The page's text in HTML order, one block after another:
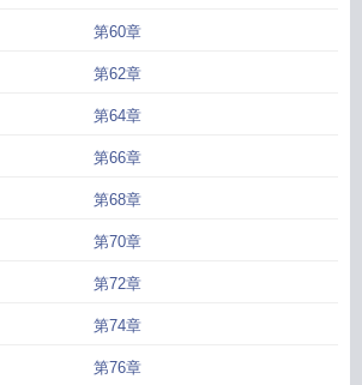
第60章
第62章
第64章
第66章
第68章
第70章
第72章
第74章
第76章